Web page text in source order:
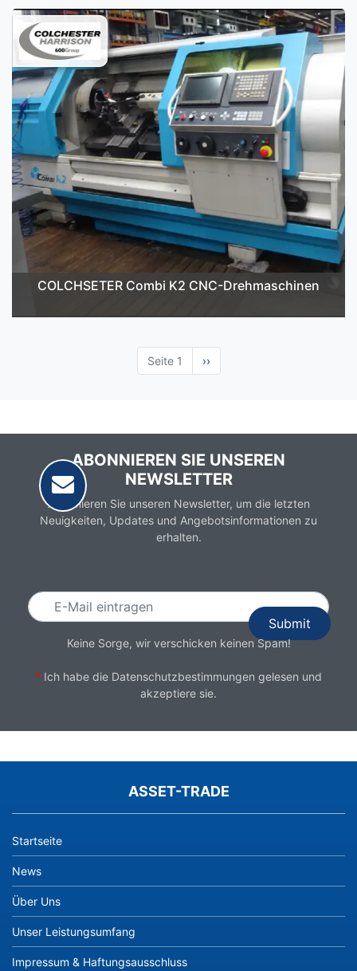
COLCHSETER Combi K2 CNC-Drehmaschinen
Seite 1
Nächste
Seite
››
ABONNIEREN SIE UNSEREN
NEWSLETTER
Abonnieren Sie unseren Newsletter, um die letzten
Neuigkeiten, Updates und Angebotsinformationen zu
erhalten.
Keine Sorge, wir verschicken keinen Spam!
* Ich habe die Datenschutzbestimmungen gelesen und
akzeptiere sie.
ASSET-TRADE
Startseite
News
Über Uns
Unser Leistungsumfang
Impressum & Haftungsausschluss